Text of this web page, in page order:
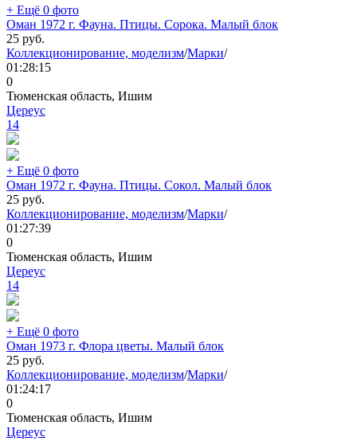
+ Ещё 0 фото
Оман 1972 г. Фауна. Птицы. Сорока. Малый блок
25 руб.
Коллекционирование, моделизм/Марки/
01:28:15
0
Тюменская область, Ишим
Цереус
14
+ Ещё 0 фото
Оман 1972 г. Фауна. Птицы. Сокол. Малый блок
25 руб.
Коллекционирование, моделизм/Марки/
01:27:39
0
Тюменская область, Ишим
Цереус
14
+ Ещё 0 фото
Оман 1973 г. Флора цветы. Малый блок
25 руб.
Коллекционирование, моделизм/Марки/
01:24:17
0
Тюменская область, Ишим
Цереус